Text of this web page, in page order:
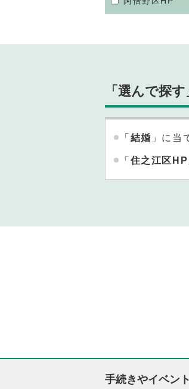
「選んで探
「 結婚 」に当
「 住之江区HP
手続きやイベン